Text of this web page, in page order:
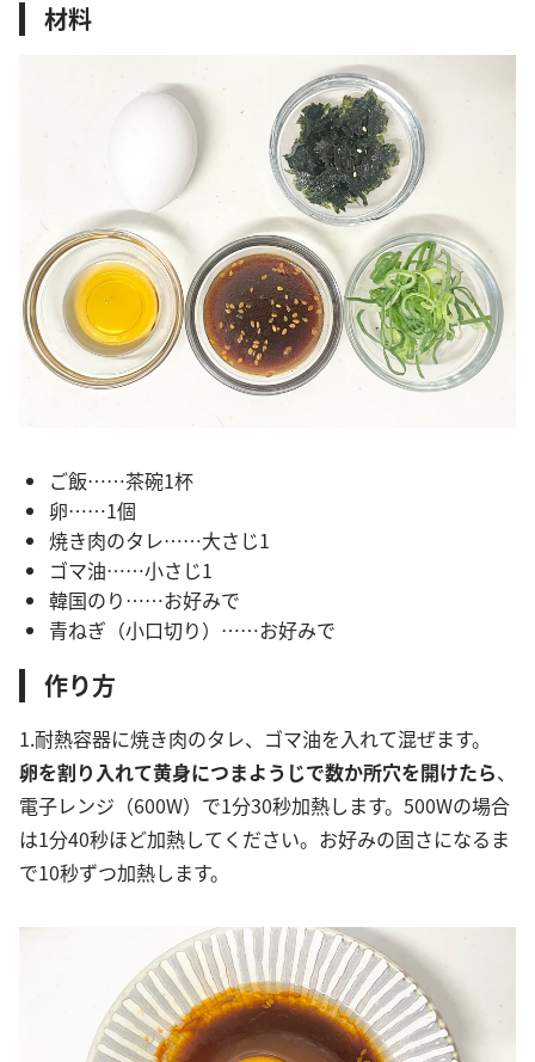
材料
ご飯……茶碗1杯
卵……1個
焼き肉のタレ……大さじ1
ゴマ油……小さじ1
韓国のり……お好みで
青ねぎ（小口切り）……お好みで
作り方
1.耐熱容器に焼き肉のタレ、ゴマ油を入れて混ぜます。
卵を割り入れて黄身につまようじで数か所穴を開けたら、
電子レンジ（600W）で1分30秒加熱します。500Wの場合
は1分40秒ほど加熱してください。お好みの固さになるま
で10秒ずつ加熱します。